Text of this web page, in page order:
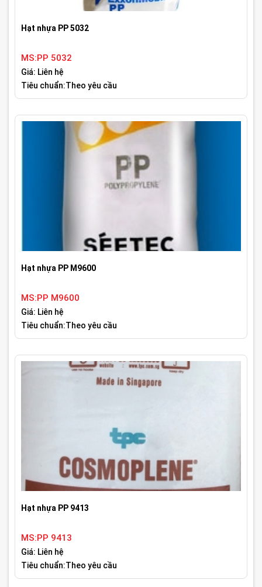
Hạt nhựa PP 5032
MS:PP 5032
Giá: Liên hệ
Tiêu chuẩn:Theo yêu cầu
Hạt nhựa PP M9600
MS:PP M9600
Giá: Liên hệ
Tiêu chuẩn:Theo yêu cầu
Hạt nhựa PP 9413
MS:PP 9413
Giá: Liên hệ
Tiêu chuẩn:Theo yêu cầu